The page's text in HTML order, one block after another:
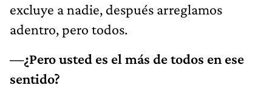
excluye a nadie, después arreglamos
adentro, pero todos.
—¿Pero usted es el más de todos en ese
sentido?